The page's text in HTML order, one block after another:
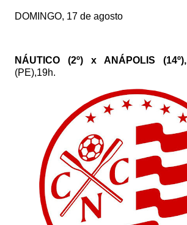
DOMINGO, 17 de agosto
NÁUTICO (2º) x ANÁPOLIS (14º),
(PE),19h.